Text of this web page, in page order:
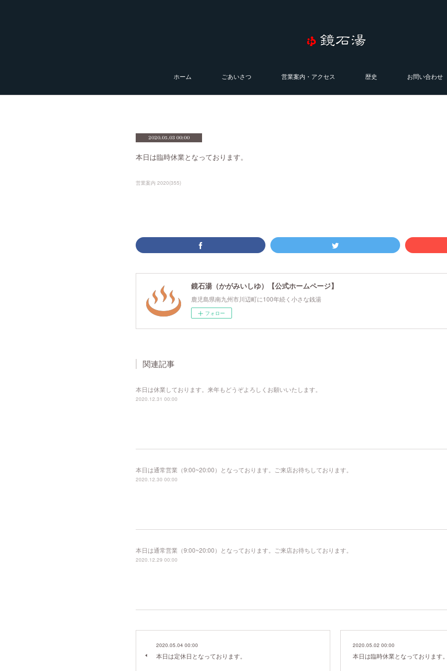
ホーム ごあいさつ 営業案内・アクセス 歴史 お問い合わせ
2020.05.03 00:00
本日は臨時休業となっております。
営業案内 2020(355)
鏡石湯（かがみいしゆ）【公式ホームページ】
鹿児島県南九州市川辺町に100年続く小さな銭湯
フォロー
関連記事
本日は休業しております。来年もどうぞよろしくお願いいたします。
2020.12.31 00:00
本日は通常営業（9:00~20:00）となっております。ご来店お待ちしております。
2020.12.30 00:00
本日は通常営業（9:00~20:00）となっております。ご来店お待ちしております。
2020.12.29 00:00
2020.05.04 00:00
本日は定休日となっております。
2020.05.02 00:00
本日は臨時休業となっております